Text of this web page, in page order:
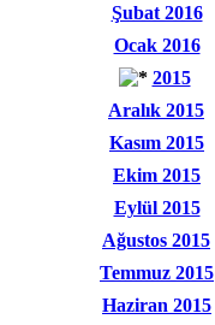
Şubat 2016
Ocak 2016
2015
Aralık 2015
Kasım 2015
Ekim 2015
Eylül 2015
Ağustos 2015
Temmuz 2015
Haziran 2015